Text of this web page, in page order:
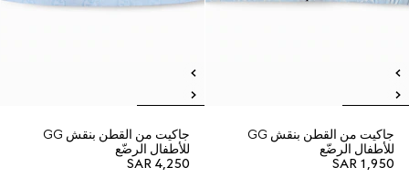
جاكيت من القطن بنقش GG
للأطفال الرضّع
SAR 1,950
جاكيت من القطن بنقش GG
للأطفال الرضّع
SAR 4,250